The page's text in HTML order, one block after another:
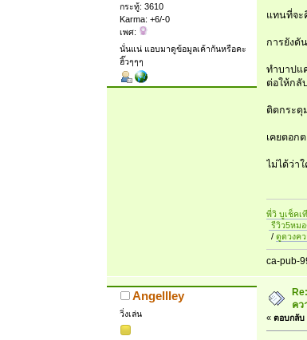
กระทู้: 3610
Karma: +6/-0
เพศ:
นั่นแน่ แอบมาดูข้อมูลเค้ากันหรือคะ
ฮิ๊วๆๆๆ
แทนที่จะ
การยังดั
ทำบาปแ
ต่อให้กลั
ติดกระดุ
เคยตอก
ไม่ได้ว่า
พี่วิ บูเช็ค
รีวิว5หม
/ดูดวงค
ca-pub-
Angellley
วิ่งเล่น
คว
«ตอบกลับ